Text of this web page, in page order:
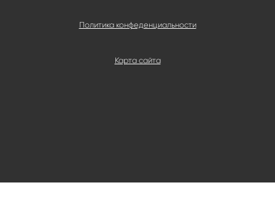
Карта сайта
Политика конфеденциальности